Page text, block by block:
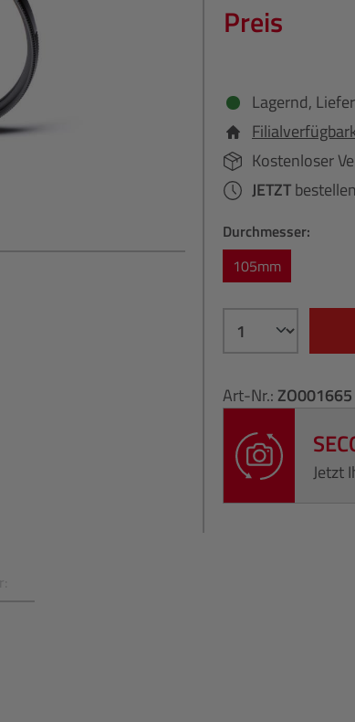
Preis
Lagernd,
Kostenloser
JETZT
Durchmesser:
105mm
Art-Nr.: ZO001665
Jetzt